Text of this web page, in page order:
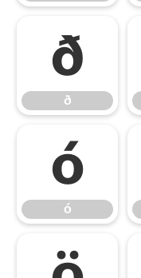
ð
ð
ó
ó